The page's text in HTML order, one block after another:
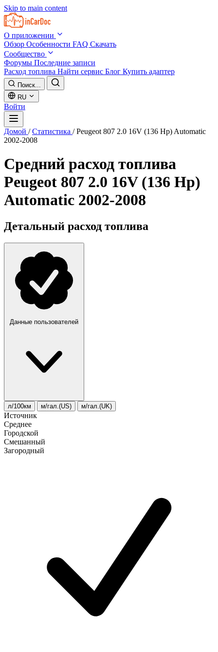
Skip to main content
О приложении
Обзор Особенности FAQ Скачать
Сообщество
Форумы Последние записи
Расход топлива Найти сервис Блог Купить адаптер
Поиск...
RU
Войти
Домой / Статистика / Peugeot 807 2.0 16V (136 Hp) Automatic
2002-2008
Средний расход топлива
Peugeot 807 2.0 16V (136 Hp)
Automatic 2002-2008
Детальный расход топлива
Данные пользователей
л/100км м/гал.(US) м/гал.(UK)
Источник
Среднее
Городской
Смешанный
Загородный